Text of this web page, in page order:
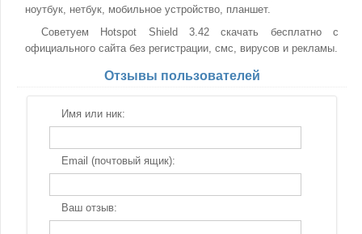
ноутбук, нетбук, мобильное устройство, планшет.
Советуем Hotspot Shield 3.42 скачать бесплатно с
официального сайта без регистрации, смс, вирусов и рекламы.
Отзывы пользователей
Имя или ник:
Email (почтовый ящик):
Ваш отзыв: